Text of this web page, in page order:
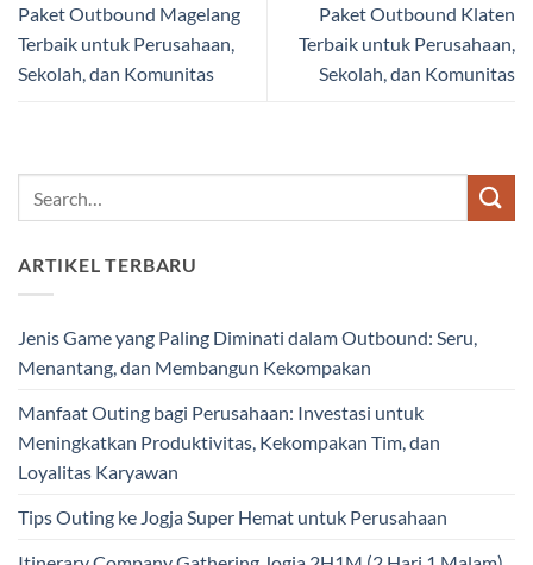
Paket Outbound Magelang
Terbaik untuk Perusahaan,
Sekolah, dan Komunitas
Paket Outbound Klaten
Terbaik untuk Perusahaan,
Sekolah, dan Komunitas
ARTIKEL TERBARU
Jenis Game yang Paling Diminati dalam Outbound: Seru,
Menantang, dan Membangun Kekompakan
Manfaat Outing bagi Perusahaan: Investasi untuk
Meningkatkan Produktivitas, Kekompakan Tim, dan
Loyalitas Karyawan
Tips Outing ke Jogja Super Hemat untuk Perusahaan